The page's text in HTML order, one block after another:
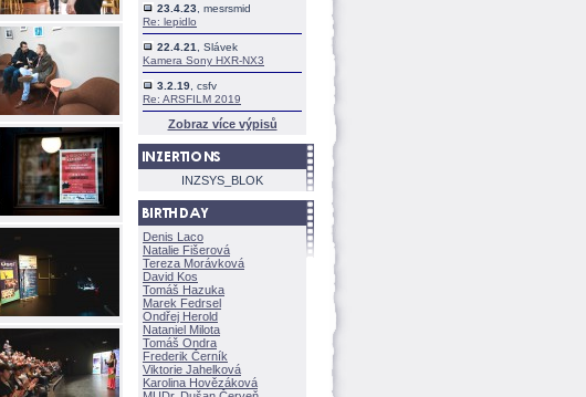
23.4.23 , mesrsmid
Re: lepidlo
22.4.21
, Slávek
Kamera Sony HXR-NX3
3.2.19 , csfv
Re: ARSFILM 2019
Zobraz více výpisů
INZSYS_BLOK
Denis Laco
Natalie Fišerov
Tereza Morávkov
David Kos
Tomáš Hazuka
Marek Fedrsel
Ondřej Herold
Nataniel Milota
Tomáš Ondra
Frederik Černík
Viktorie Jahelkov
Karolina Hovězákov